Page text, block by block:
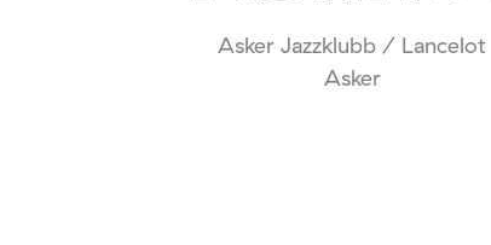
Asker Jazzklubb / Lancelot
Asker